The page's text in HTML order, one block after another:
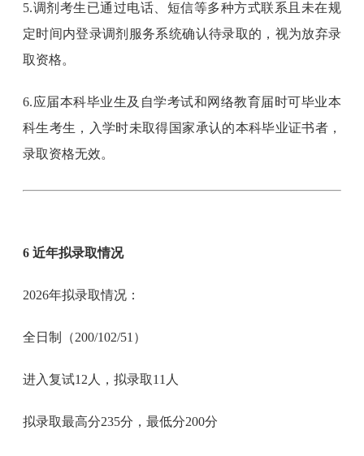
5.调剂考生已通过电话、短信等多种方式联系且未在规
定时间内登录调剂服务系统确认待录取的，视为放弃录
取资格。
6.应届本科毕业生及自学考试和网络教育届时可毕业本
科生考生，入学时未取得国家承认的本科毕业证书者，
录取资格无效。
6 近年拟录取情况
2026年拟录取情况：
全日制（200/102/51）
进入复试12人，拟录取11人
拟录取最高分235分，最低分200分